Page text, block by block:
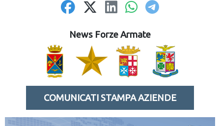
News Forze Armate
COMUNICATI STAMPA AZIENDE